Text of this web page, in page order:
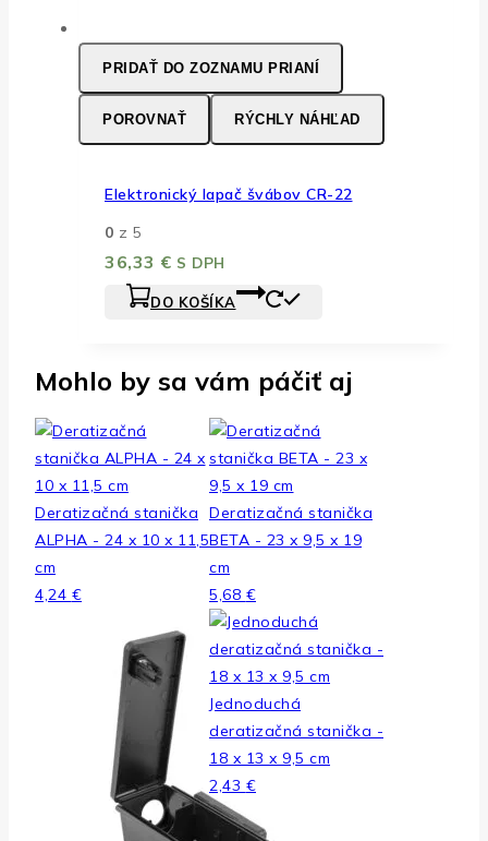
PRIDAŤ DO ZOZNAMU PRIANÍ
POROVNAŤ RÝCHLY NÁHĽAD
Elektronický lapač švábov CR-22
0 z 5
36,33 € S DPH
DO KOŠÍKA
Mohlo by sa vám páčiť aj
Deratizačná stanička
ALPHA - 24 x 10 x 11,5
cm
4,24 €
Deratizačná stanička
BETA - 23 x 9,5 x 19
cm
5,68 €
Jednoduchá
deratizačná stanička -
18 x 13 x 9,5 cm
2,43 €